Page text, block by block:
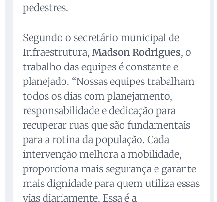
pedestres.
Segundo o secretário municipal de
Infraestrutura, Madson Rodrigues, o
trabalho das equipes é constante e
planejado. “Nossas equipes trabalham
todos os dias com planejamento,
responsabilidade e dedicação para
recuperar ruas que são fundamentais
para a rotina da população. Cada
intervenção melhora a mobilidade,
proporciona mais segurança e garante
mais dignidade para quem utiliza essas
vias diariamente. Essa é a